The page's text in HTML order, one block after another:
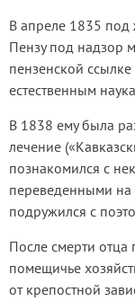
В апреле 1835
Пензу под надзор
пензенской
естественным
В 1838 ему была
лечение
познакомился с
переведенными на
подружился с
После смерти отца
помещичье
от крепостной